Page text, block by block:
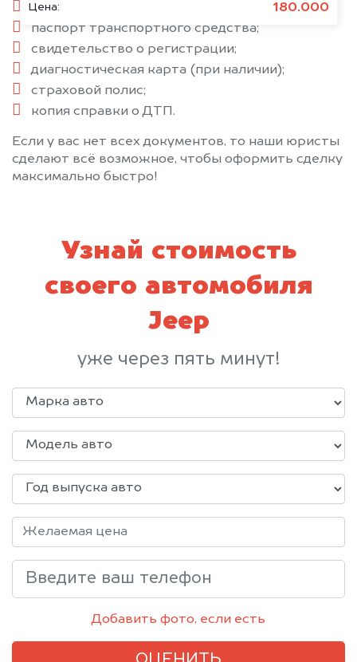
Цена: 180.000
паспорт гражданина РФ;
паспорт транспортного средства;
свидетельство о регистрации;
диагностическая карта (при наличии);
страховой полис;
копия справки о ДТП.
Если у вас нет всех документов, то наши юристы
сделают всё возможное, чтобы оформить сделку
максимально быстро!
Узнай стоимость
своего автомобиля
Jeep
уже через пять минут!
Добавить фото, если есть